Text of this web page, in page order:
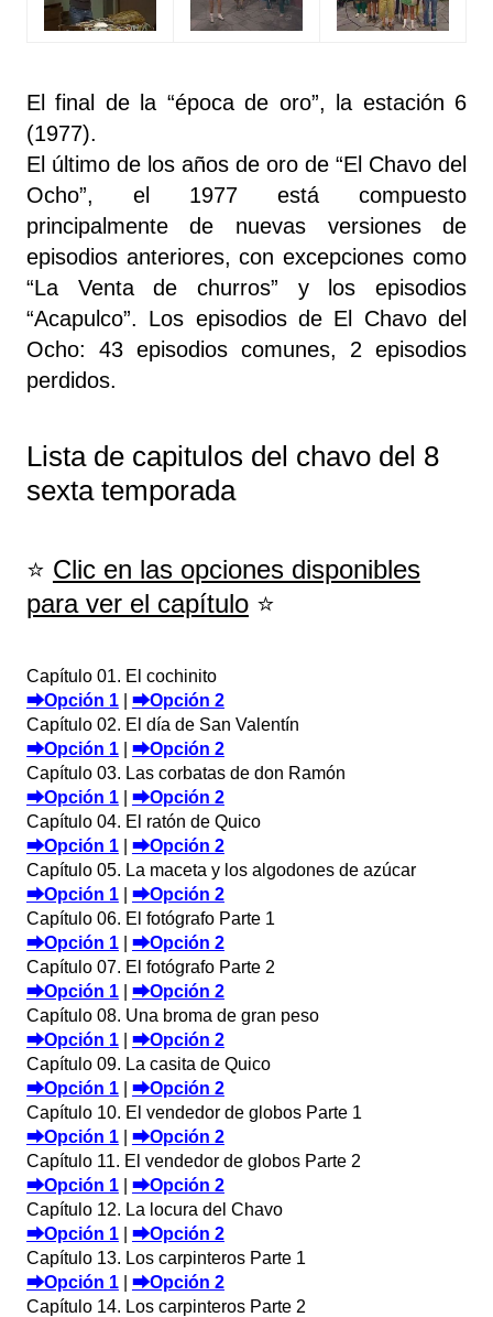
El final de la “época de oro”, la estación 6
(1977).
El último de los años de oro de “El Chavo del
Ocho”, el 1977 está compuesto
principalmente de nuevas versiones de
episodios anteriores, con excepciones como
“La Venta de churros” y los episodios
“Acapulco”. Los episodios de El Chavo del
Ocho: 43 episodios comunes, 2 episodios
perdidos.
Lista de capitulos del chavo del 8
sexta temporada
⭐ Clic en las opciones disponibles
para ver el capítulo⭐
Capítulo 01. El cochinito
⮕Opción 1| ⮕Opción 2
Capítulo 02. El día de San Valentín
⮕Opción 1| ⮕Opción 2
Capítulo 03. Las corbatas de don Ramón
⮕Opción 1| ⮕Opción 2
Capítulo 04. El ratón de Quico
⮕Opción 1| ⮕Opción 2
Capítulo 05. La maceta y los algodones de azúcar
⮕Opción 1| ⮕Opción 2
Capítulo 06. El fotógrafo Parte 1
⮕Opción 1| ⮕Opción 2
Capítulo 07. El fotógrafo Parte 2
⮕Opción 1| ⮕Opción 2
Capítulo 08. Una broma de gran peso
⮕Opción 1| ⮕Opción 2
Capítulo 09. La casita de Quico
⮕Opción 1| ⮕Opción 2
Capítulo 10. El vendedor de globos Parte 1
⮕Opción 1| ⮕Opción 2
Capítulo 11. El vendedor de globos Parte 2
⮕Opción 1| ⮕Opción 2
Capítulo 12. La locura del Chavo
⮕Opción 1| ⮕Opción 2
Capítulo 13. Los carpinteros Parte 1
⮕Opción 1| ⮕Opción 2
Capítulo 14. Los carpinteros Parte 2